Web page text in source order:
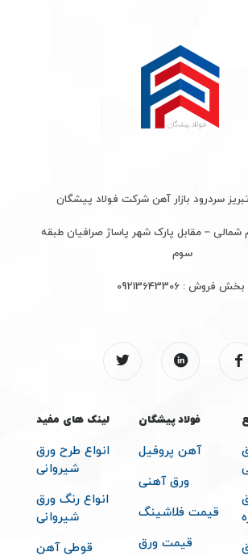
تبریز سردرود بازار آهن شرکت فولاد پیشگان
شمالی – مقابل پارک شهر پاساژ صرافیان طبقه
سوم
بخش فروش :09213643306
فولاد پیشگان
آهن پروفیل
ورق آهنی
قیمت فلاشینگ
قیمت ورق
لینک های مفید
انواع طرح ورق
شیروانی
انواع رنگ ورق
شیروانی
قوطی آهن